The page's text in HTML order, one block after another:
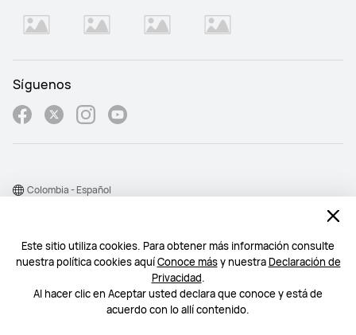
Este sitio utiliza cookies. Para obtener más información consulte
nuestra política cookies aquíConoce másy nuestraDeclaración de
Privacidad.
Al hacer clic en Aceptar usted declara que conoce y está de
acuerdo con lo allí contenido.
Síguenos
Condiciones de uso
Colombia - Español